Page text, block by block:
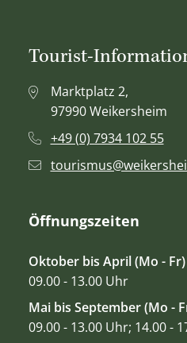
Tourist-
Marktplatz 2,
97990 Weikersheim
+49 (0) 7934 102 55
Öffnungszeiten
Oktober bis April (Mo - Fr)
09.00 - 13.00 Uhr
Mai bis September (Mo -
09.00 - 13.00 Uhr; 14.00 -